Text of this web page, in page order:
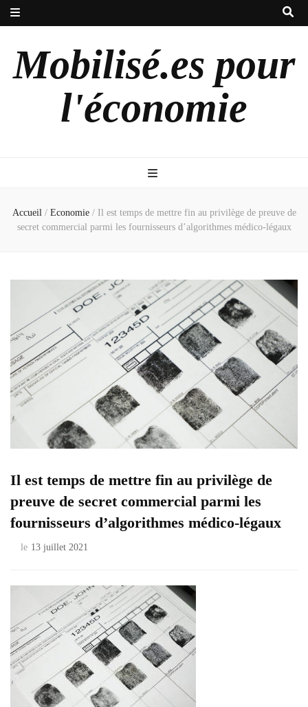
Mobilisé.es pour
l'économie
Accueil / Economie / Il est temps de mettre fin au privilège de preuve de
secret commercial parmi les fournisseurs d’algorithmes médico-légaux
Il est temps de mettre fin au privilège de
preuve de secret commercial parmi les
fournisseurs d’algorithmes médico-légaux
le 13 juillet 2021